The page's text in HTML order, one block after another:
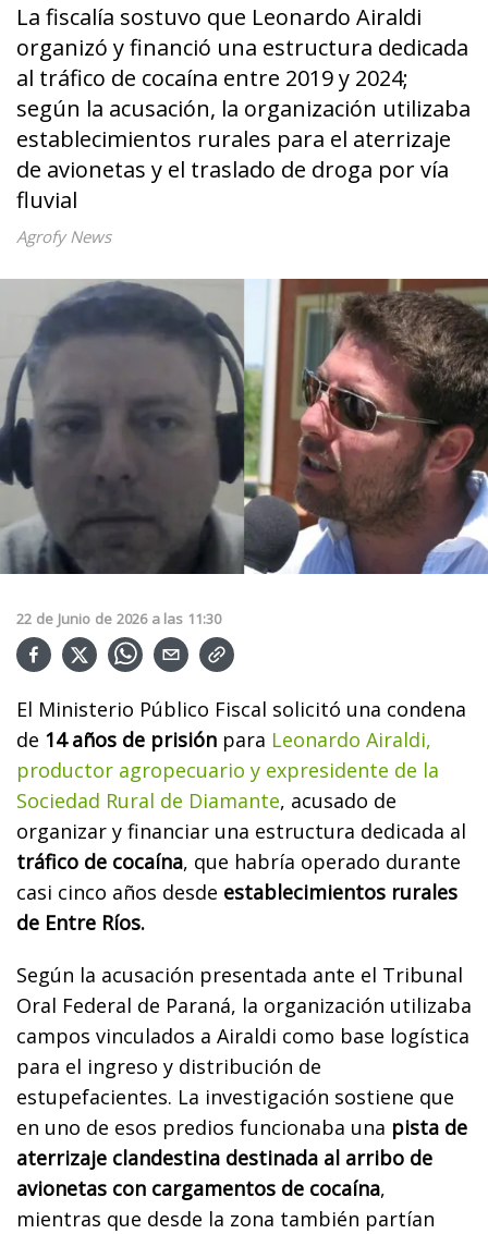
La fiscalía sostuvo que Leonardo Airaldi
organizó y financió una estructura dedicada
al tráfico de cocaína entre 2019 y 2024;
según la acusación, la organización utilizaba
establecimientos rurales para el aterrizaje
de avionetas y el traslado de droga por vía
fluvial
Agrofy News
22 de Junio de 2026 a las 11:30
El Ministerio Público Fiscal solicitó una condena
de 14 años de prisión para Leonardo Airaldi,
productor agropecuario y expresidente de la
Sociedad Rural de Diamante, acusado de
organizar y financiar una estructura dedicada al
tráfico de cocaína, que habría operado durante
casi cinco años desde establecimientos rurales
de Entre Ríos.
Según la acusación presentada ante el Tribunal
Oral Federal de Paraná, la organización utilizaba
campos vinculados a Airaldi como base logística
para el ingreso y distribución de
estupefacientes. La investigación sostiene que
en uno de esos predios funcionaba una pista de
aterrizaje clandestina destinada al arribo de
avionetas con cargamentos de cocaína,
mientras que desde la zona también partían